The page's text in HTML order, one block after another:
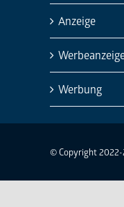
Anzeige
Werbung
© Copyright